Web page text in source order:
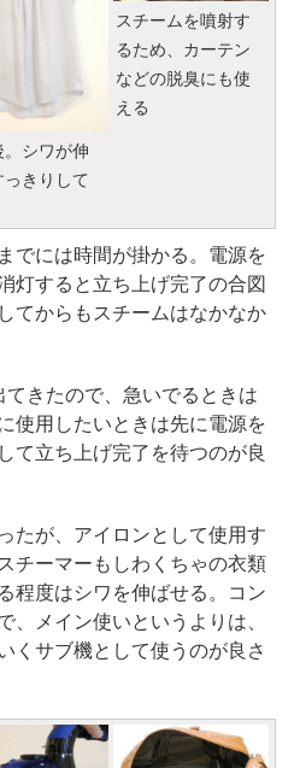
。シワが伸
っきりして
スチームを噴射す
るため、カーテン
などの脱臭にも使
える
でには時間が掛かる。電源を
灯すると立ち上げ完了の合図
てからもスチームはなかなか
きたので、急いでるときは
使用したいときは先に電源を
て立ち上げ完了を待つのが良
たが、アイロンとして使用す
チーマーもしわくちゃの衣類
程度はシワを伸ばせる。コン
、メイン使いというよりは、
くサブ機として使うのが良さ